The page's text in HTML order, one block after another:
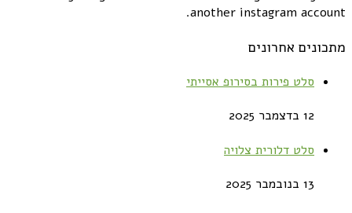
another instagram account.
מתכונים אחרונים
סלט פירות בסירופ אסייתי
12 בדצמבר 2025
סלט דלורית צלויה
13 בנובמבר 2025